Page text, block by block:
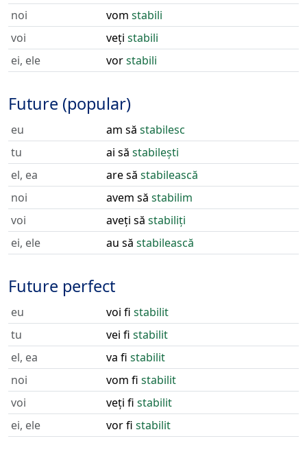
noi
vom stabili
voi
veți stabili
ei, ele
vorstabili
Future (popular)
eu am să stabilesc
tu
ai să stabilești
el, ea
are să stabilească
noi
avem să stabilim
voi
aveți să stabiliți
ei, ele
au să stabilească
Future perfect
eu voi fi stabilit
tu
vei fi stabilit
el, ea
va fi stabilit
noi
vom fi stabilit
voi
veți fi stabilit
ei, ele
vor fi stabilit